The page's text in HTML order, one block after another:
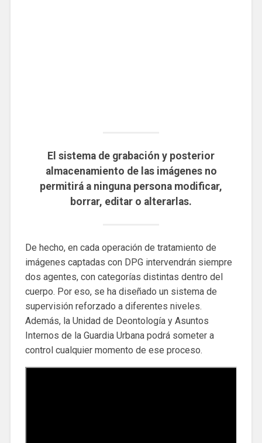
El sistema de grabación y posterior
almacenamiento de las imágenes no
permitirá a ninguna persona modificar,
borrar, editar o alterarlas.
De hecho, en cada operación de tratamiento de
imágenes captadas con DPG intervendrán siempre
dos agentes, con categorías distintas dentro del
cuerpo. Por eso, se ha diseñado un sistema de
supervisión reforzado a diferentes niveles.
Además, la Unidad de Deontología y Asuntos
Internos de la Guardia Urbana podrá someter a
control cualquier momento de ese proceso.